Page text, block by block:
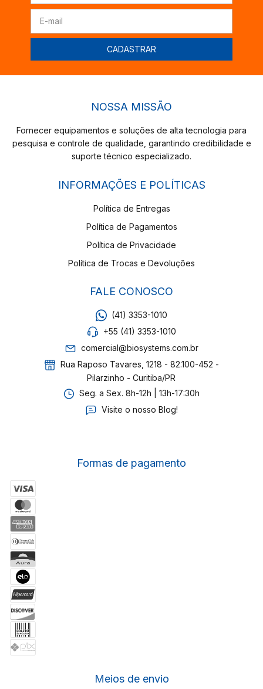
NOSSA MISSÃO
Fornecer equipamentos e soluções de alta tecnologia para
pesquisa e controle de qualidade, garantindo credibilidade e
suporte técnico especializado.
INFORMAÇÕES E POLÍTICAS
Política de Entregas
Política de Pagamentos
Política de Privacidade
Política de Trocas e Devoluções
FALE CONOSCO
(41) 3353-1010
+55 (41) 3353-1010
comercial@biosystems.com.br
Rua Raposo Tavares, 1218 - 82.100-452 -
Pilarzinho - Curitiba/PR
Seg. a Sex. 8h-12h | 13h-17:30h
Visite o nosso Blog!
Formas de pagamento
Meios de envio